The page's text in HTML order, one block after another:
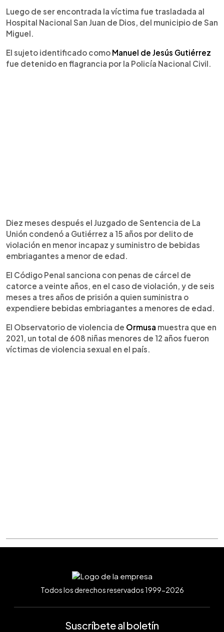
Luego de ser encontrada la víctima fue trasladada al
Hospital Nacional San Juan de Dios, del municipio de San
Miguel.
El sujeto identificado como Manuel de Jesús Gutiérrez
fue detenido en flagrancia por la Policía Nacional Civil.
Diez meses después el Juzgado de Sentencia de La
Unión condenó a Gutiérrez a 15 años por delito de
violación en menor incapaz y suministro de bebidas
embriagantes a menor de edad.
El Código Penal sanciona con penas de cárcel de
catorce a veinte años, en el caso de violación, y de seis
meses a tres años de prisión a quien suministra o
expendiere bebidas embriagantes a menores de edad.
El Observatorio de violencia de Ormusa muestra que en
2021, un total de 608 niñas menores de 12 años fueron
víctimas de violencia sexual en el país.
Todos los derechos reservados 1999-2026
Suscríbete al boletín